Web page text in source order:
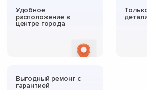
Удобное
расположение в
центре города
Выгодный ремонт с
гарантией